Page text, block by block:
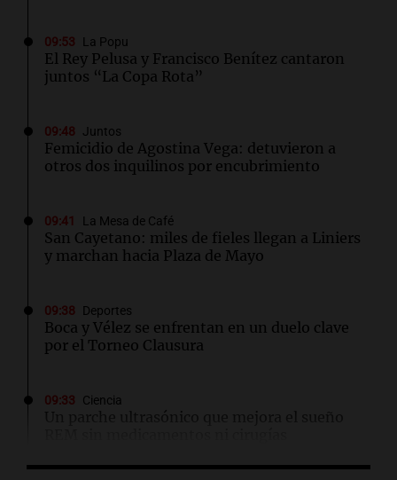
09:53 La Popu
El Rey Pelusa y Francisco Benítez cantaron
juntos “La Copa Rota”
09:48 Juntos
Femicidio de Agostina Vega: detuvieron a
otros dos inquilinos por encubrimiento
09:41 La Mesa de Café
San Cayetano: miles de fieles llegan a Liniers
y marchan hacia Plaza de Mayo
09:38 Deportes
Boca y Vélez se enfrentan en un duelo clave
por el Torneo Clausura
09:33 Ciencia
Un parche ultrasónico que mejora el sueño